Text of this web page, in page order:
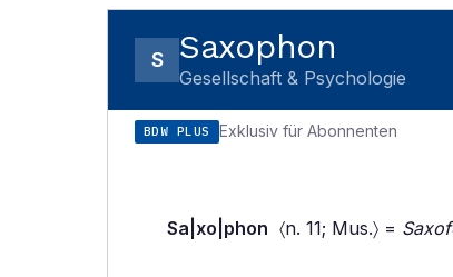
S Saxophon
Gesellschaft & Psychologie
BDW PLUS Exklusiv für Abonnenten
Sa|xo|phon 〈n. 11; Mus.〉 =